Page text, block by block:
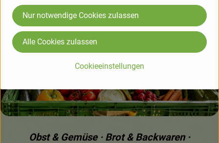
Obst & Gemüse · Brot & Backwaren ·
Cookieeinstellungen
Nur notwendige Cookies zulassen
Alle Cookies zulassen